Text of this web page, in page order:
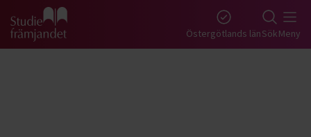
Gå till studiefrämjandets startsida Östergötlands länSökMeny